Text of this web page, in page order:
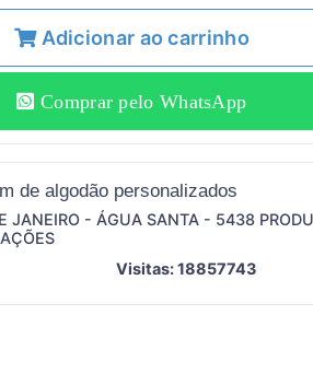
Adicionar ao carrinho
Comprar pelo WhatsApp
de algodão personalizados
JANEIRO - ÁGUA SANTA - 5438
Visitas: 18857743